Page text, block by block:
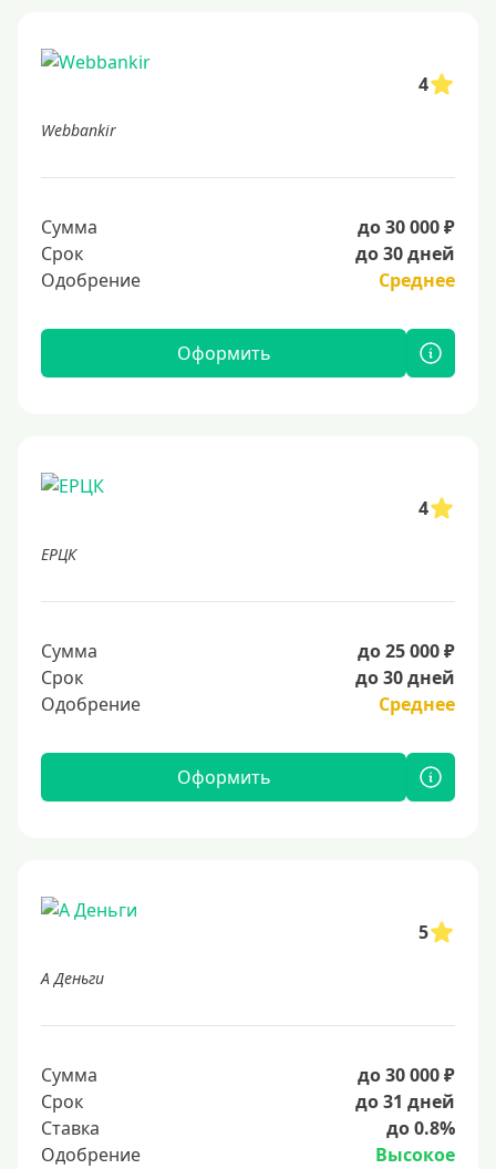
4
Webbankir
Сумма
до 30 000 ₽
Срок
до 30 дней
Одобрение
Среднее
Оформить
4
ЕРЦК
Сумма
до 25 000 ₽
Срок
до 30 дней
Одобрение
Среднее
Оформить
5
А Деньги
Сумма
до 30 000 ₽
Срок
до 31 дней
Ставка
до 0.8%
Одобрение
Высокое